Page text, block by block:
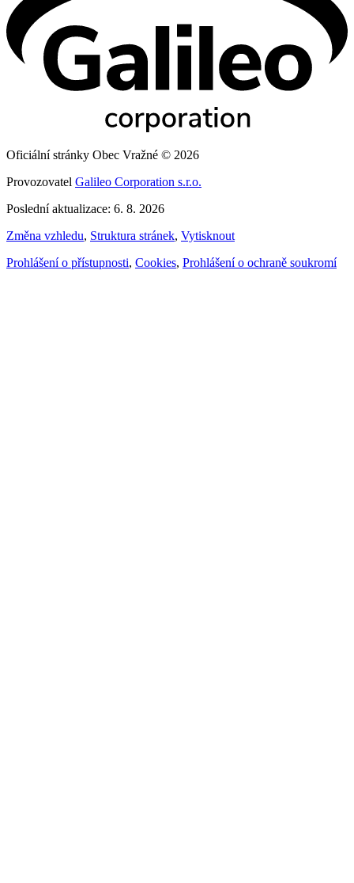
Oficiální stránky Obec Vražné © 2026
Provozovatel Galileo Corporation s.r.o.
Poslední aktualizace: 6. 8. 2026
Změna vzhledu, Struktura stránek, Vytisknout
Prohlášení o přístupnosti, Cookies, Prohlášení o ochraně soukromí